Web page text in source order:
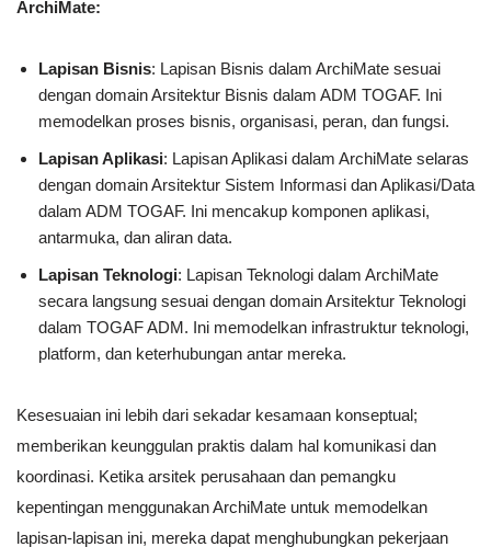
ArchiMate:
Lapisan Bisnis: Lapisan Bisnis dalam ArchiMate sesuai
dengan domain Arsitektur Bisnis dalam ADM TOGAF. Ini
memodelkan proses bisnis, organisasi, peran, dan fungsi.
Lapisan Aplikasi: Lapisan Aplikasi dalam ArchiMate selaras
dengan domain Arsitektur Sistem Informasi dan Aplikasi/Data
dalam ADM TOGAF. Ini mencakup komponen aplikasi,
antarmuka, dan aliran data.
Lapisan Teknologi: Lapisan Teknologi dalam ArchiMate
secara langsung sesuai dengan domain Arsitektur Teknologi
dalam TOGAF ADM. Ini memodelkan infrastruktur teknologi,
platform, dan keterhubungan antar mereka.
Kesesuaian ini lebih dari sekadar kesamaan konseptual;
memberikan keunggulan praktis dalam hal komunikasi dan
koordinasi. Ketika arsitek perusahaan dan pemangku
kepentingan menggunakan ArchiMate untuk memodelkan
lapisan-lapisan ini, mereka dapat menghubungkan pekerjaan